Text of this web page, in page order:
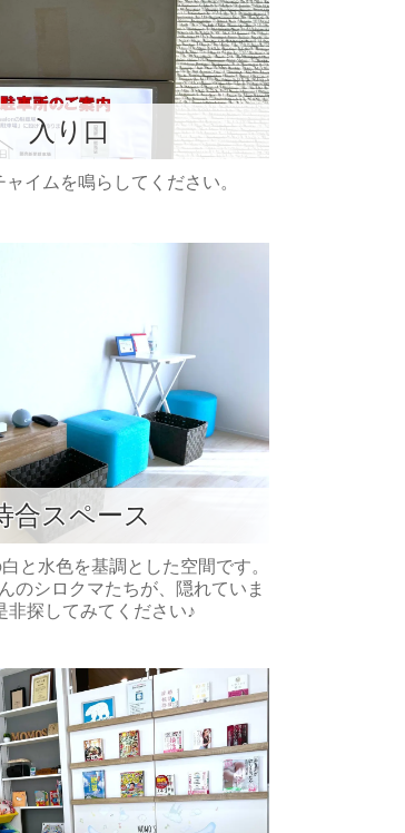
入り口
イムを鳴らしてください。
合スペース
と水色を基調とした空間です。
のシロクマたちが、隠れていま
非探してみてください♪